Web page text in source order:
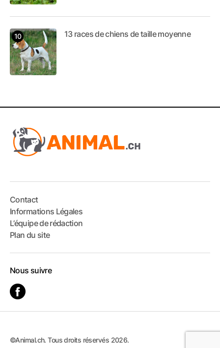
13 races de chiens de taille moyenne
Contact
Informations Légales
L’équipe de rédaction
Plan du site
Nous suivre
©Animal.ch. Tous droits réservés 2026.